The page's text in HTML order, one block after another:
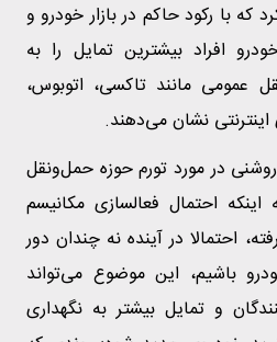
که با رکود حاکم در بازار خودرو و
افراد بیشترین تمایل را به
عمومی مانند تاکسی، اتوبوس،
نشان می‌دهند.
در مورد تورم حوزه حمل‌ونقل
احتمال فعالسازی مکانیسم
احتمالا در آینده نه چندان دور
باشیم، این موضوع می‌تواند
و تمایل بیشتر به نگهداری